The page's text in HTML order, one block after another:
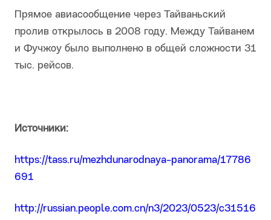
Прямое авиасообщение через Тайваньский
пролив открылось в 2008 году. Между Тайванем
и Фучжоу было выполнено в общей сложности 31
тыс. рейсов.
Источники:
https://tass.ru/mezhdunarodnaya-panorama/17786
691
http://russian.people.com.cn/n3/2023/0523/c31516